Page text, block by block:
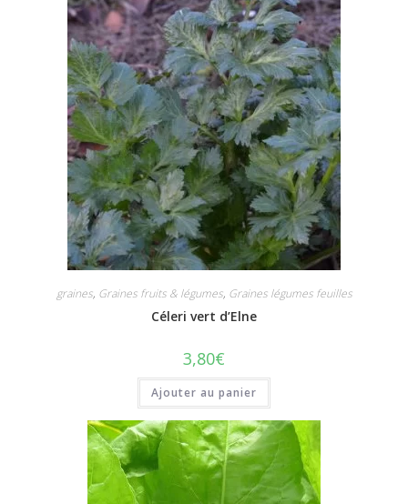
graines, Graines fruits & légumes, Graines légumes feuilles
Céleri vert d’Elne
3,80€
Ajouter au panier